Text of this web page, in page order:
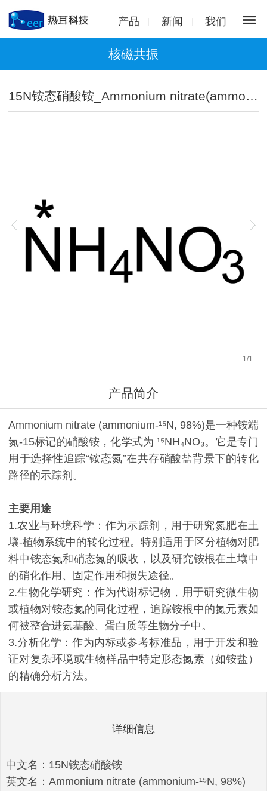
产品 新闻 我们
核磁共振
15N铵态硝酸铵_Ammonium nitrate(ammonium-15N,98%)
1 /1
产品简介
Ammonium nitrate (ammonium-¹⁵N, 98%)是一种铵端
氮-15标记的硝酸铵，化学式为 ¹⁵NH₄NO₃。它是专门
用于选择性追踪“铵态氮”在共存硝酸盐背景下的转化
路径的示踪剂。
主要用途
1.农业与环境科学：作为示踪剂，用于研究氮肥在土
壤-植物系统中的转化过程。特别适用于区分植物对肥
料中铵态氮和硝态氮的吸收，以及研究铵根在土壤中
的硝化作用、固定作用和损失途径。
2.生物化学研究：作为代谢标记物，用于研究微生物
或植物对铵态氮的同化过程，追踪铵根中的氮元素如
何被整合进氨基酸、蛋白质等生物分子中。
3.分析化学：作为内标或参考标准品，用于开发和验
证对复杂环境或生物样品中特定形态氮素（如铵盐）
的精确分析方法。
详细信息
中文名：15N铵态硝酸铵
英文名：Ammonium nitrate (ammonium-¹⁵N, 98%)